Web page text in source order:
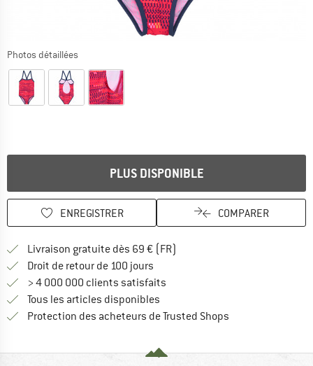
Photos détaillées
PLUS DISPONIBLE
ENREGISTRER COMPARER
Livraison gratuite dès 69 € (FR)
Droit de retour de 100 jours
> 4 000 000 clients satisfaits
Tous les articles disponibles
Protection des acheteurs de Trusted Shops